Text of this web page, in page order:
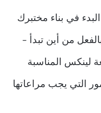
في بناء مختبرك
من أين تبدأ –
لينكس المناسبة
التي يجب مراعاتها